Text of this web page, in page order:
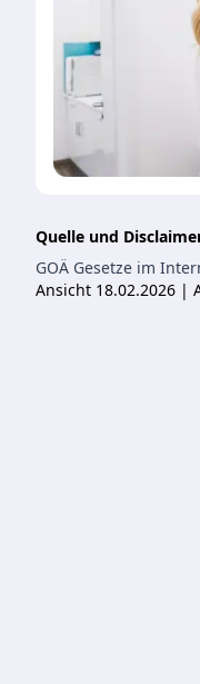
Quelle und
GOÄ Gesetze im
Ansicht 18.02.2026 |